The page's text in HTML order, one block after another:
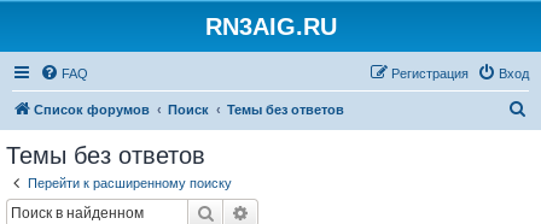
RN3AIG.RU
FAQ Вход
Регистрация
Список форумов Поиск Темы без ответов
Темы без ответов
Перейти к расширенному поиску
Поиск